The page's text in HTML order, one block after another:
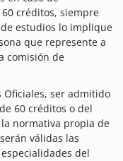
créditos, siempre
estudios lo implique
que represente a
comisión de
Oficiales, ser admitido
60 créditos o del
normativa propia de
válidas las
del